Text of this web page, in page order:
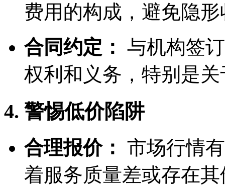
费用的构成，避免隐
合同约定： 与机构签
权利和义务，特别是
4. 警惕低价陷阱
合理报价： 市场行情
着服务质量差或存在